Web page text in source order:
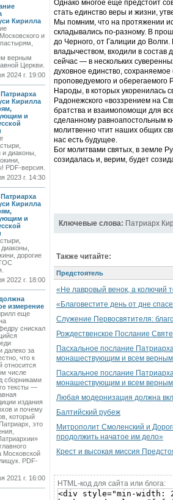
Кирилла
и
верным
Церкви.
2024 г. 19:00
Кирилла
и
диаконы,
PDF-версия.
2023 г. 14:30
Кирилла
и
дорогие
2022 г. 18:00
измерение
еще
снискал
далеко за
что к
относится
числе
сборниками
тексты —
издания
и почему
который
это
Московской
PDF-
2021 г. 16:00
Однако многое еще предстоит
стать единство веры и жизни,
Мы помним, что на протяжении
складывались по-разному. В
до Черного, от Галиции до
владычеством, входили в состав
сейчас — в нескольких
духовное единство,
проповедуемого и оберегаемого
Народы, в которых укоренилась
Радонежского «воззрением на
братства и взаимопомощи для
сделанному равноапостольным
молитвенно чтит наших общих
нас есть будущее.
Бог молитвами святых, в земле
созидалась и, верим, будет
Ключевые слова: Патриарх
Также читайте:
Предстоятель
«Не лавровый венок, а колючий
«Благовестите день от дне
Служение Первосвятителя:
Рождественское Послание
Пасхальное послание
монашествующим и всем верным
Пасхальное послание
монашествующим и всем верным
Любая модернизация должна
Балтийский рубеж
Митрополит Смоленский и
продолжить начатое им дело»
Крест и высокая миссия
HTML-код для сайта или блога: